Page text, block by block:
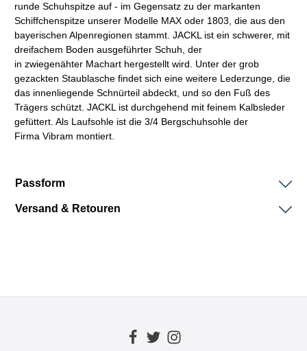
runde Schuhspitze auf - im Gegensatz zu der markanten
Schiffchenspitze unserer Modelle MAX oder 1803, die aus den
bayerischen Alpenregionen stammt. JACKL ist ein schwerer, mit
dreifachem Boden ausgeführter Schuh, der
in zwiegenähter Machart hergestellt wird. Unter der grob
gezackten Staublasche findet sich eine weitere Lederzunge, die
das innenliegende Schnürteil abdeckt, und so den Fuß des
Trägers schützt. JACKL ist durchgehend mit feinem Kalbsleder
gefüttert. Als Laufsohle ist die 3/4 Bergschuhsohle der
Firma Vibram montiert.
Passform
Versand & Retouren